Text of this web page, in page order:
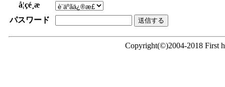
å¦çé¸æ
パスワード
Copyright(©)2004-2018 First